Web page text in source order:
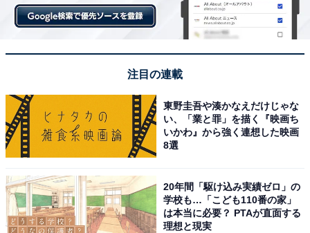
注目の連載
東野圭吾や湊かなえだけじゃな
い、「業と罪」を描く『映画ち
いかわ』から強く連想した映画
8選
20年間「駆け込み実績ゼロ」の
学校も…「こども110番の家」
は本当に必要？ PTAが直面する
理想と現実